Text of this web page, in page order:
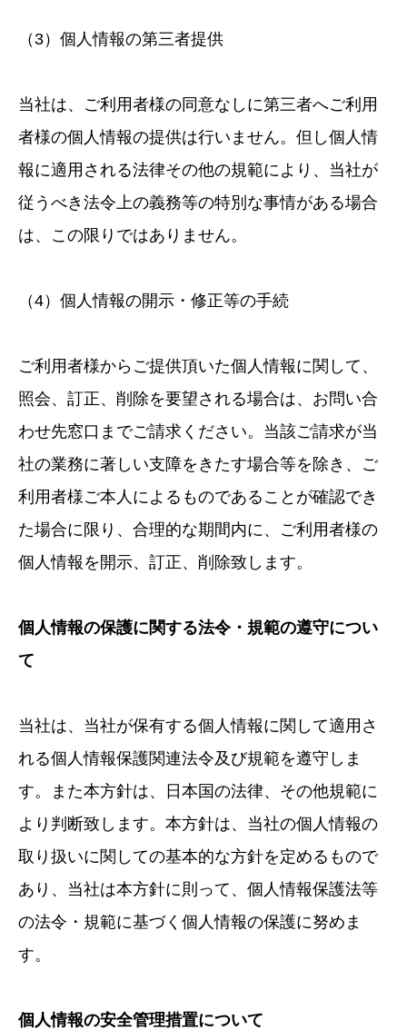
（3）個人情報の第三者提供
当社は、ご利用者様の同意なしに第三者へご利用
者様の個人情報の提供は行いません。但し個人情
報に適用される法律その他の規範により、当社が
従うべき法令上の義務等の特別な事情がある場合
は、この限りではありません。
（4）個人情報の開示・修正等の手続
ご利用者様からご提供頂いた個人情報に関して、
照会、訂正、削除を要望される場合は、お問い合
わせ先窓口までご請求ください。当該ご請求が当
社の業務に著しい支障をきたす場合等を除き、ご
利用者様ご本人によるものであることが確認でき
た場合に限り、合理的な期間内に、ご利用者様の
個人情報を開示、訂正、削除致します。
個人情報の保護に関する法令・規範の遵守につい
て
当社は、当社が保有する個人情報に関して適用さ
れる個人情報保護関連法令及び規範を遵守しま
す。また本方針は、日本国の法律、その他規範に
より判断致します。本方針は、当社の個人情報の
取り扱いに関しての基本的な方針を定めるもので
あり、当社は本方針に則って、個人情報保護法等
の法令・規範に基づく個人情報の保護に努めま
す。
個人情報の安全管理措置について